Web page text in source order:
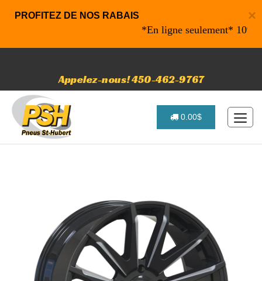
×
PROFITEZ DE NOS RABAIS
*En ligne seulement* 10% de
Appelez-nous! 450-462-9767
0.00$